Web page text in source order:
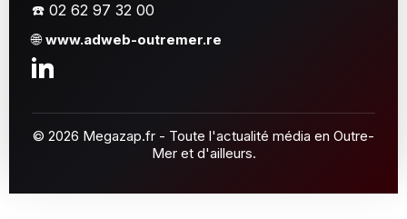
☎️ 02 62 97 32 00
🌐www.adweb-outremer.re
© 2026 Megazap.fr - Toute l'actualité média en Outre-
Mer et d'ailleurs.